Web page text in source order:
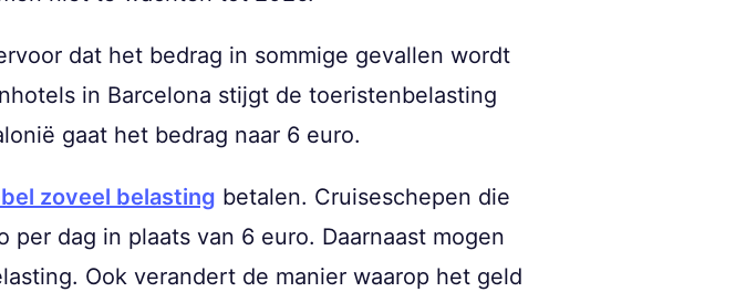
dat het bedrag in sommige gevallen wordt
in Barcelona stijgt de toeristenbelasting
gaat het bedrag naar 6 euro.
zoveel belasting betalen. Cruiseschepen die
dag in plaats van 6 euro. Daarnaast mogen
Ook verandert de manier waarop het geld